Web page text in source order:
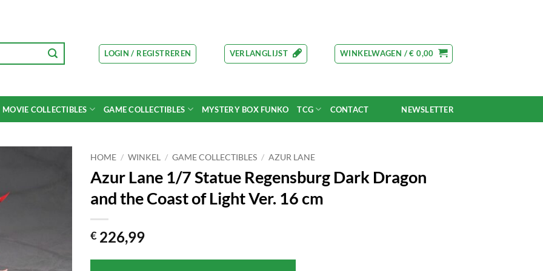
LOGIN / REGISTREREN VERLANGLIJST WINKELWAGEN /€ 0,00
MOVIE COLLECTIBLES GAME COLLECTIBLES MYSTERY BOX FUNKO TCG CONTACT NEWSLETTER
HOME / WINKEL / GAME COLLECTIBLES / AZUR LANE
Azur Lane 1/7 Statue Regensburg Dark Dragon
and the Coast of Light Ver. 16 cm
€ 226,99